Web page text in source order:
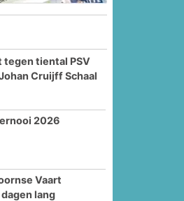
tiental PSV
Cruijff Schaal
2026
Vaart
lang